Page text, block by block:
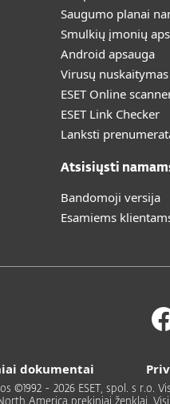
Saugumo planai
Smulkių įmonių
Android apsauga
Virusų nuskaitymas
ESET Online
ESET Link Checker
Lanksti
Atsisiųsti
Bandomoji versija
Esamiems
dokumentai
©1992 - 2026 ESET, spol. s r.o.